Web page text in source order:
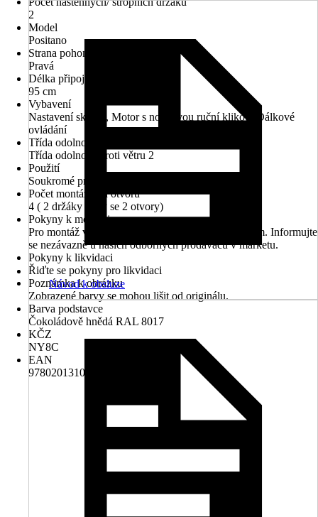
2
Model
Positano
Strana pohonu
Pravá
Délka připojovacího kabelu
95 cm
Vybavení
Nastavení sklonu, Motor s nouzovou ruční klikou, Dálkové
ovládání
Třída odolnosti proti větru
Třída odolnosti proti větru 2
Použití
Soukromé prostory
Počet montážních otvorů
4 ( 2 držáky vždy se 2 otvory)
Pokyny k montáži
Pro montáž využijte náš montážní servis odborníkem. Informujte
se nezávazně u našich odborných prodavačů v marketu.
Pokyny k likvidaci
Řiďte se pokyny pro likvidaci
Poznámka k obrázku
Zobrazené barvy se mohou lišit od originálu.
Barva podstavce
Čokoládově hnědá RAL 8017
KČZ
NY8C
EAN
9780201310252
Návod k obsluze